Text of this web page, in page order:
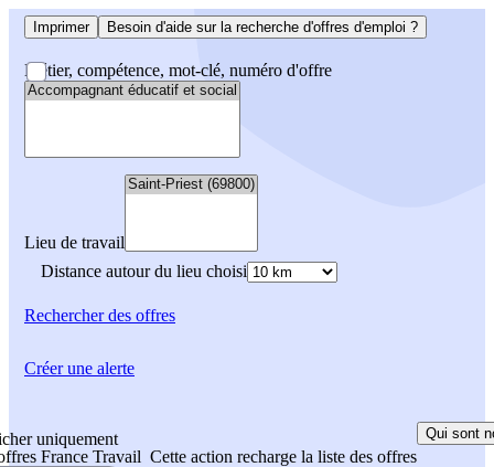
Imprimer Besoin d'aide sur la recherche d'offres d'emploi ?
Métier, compétence, mot-clé, numéro d'offre
Lieu de travail
Distance autour du lieu choisi
Rechercherdes offres
uniquement
France Travail Cette action recharge la liste des offres
Qui sont
Créer une alerte